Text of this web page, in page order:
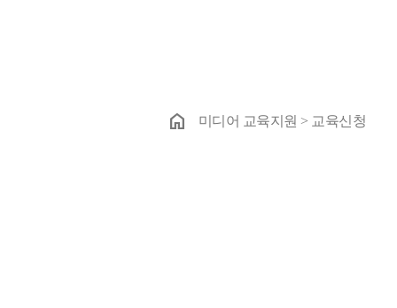
home 미디어 교육지원 > 교육신청